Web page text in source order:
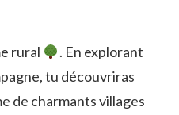
rural
. En explorant
tu découvriras
de charmants villages